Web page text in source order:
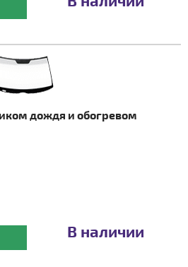
дождя и обогревом
В наличии